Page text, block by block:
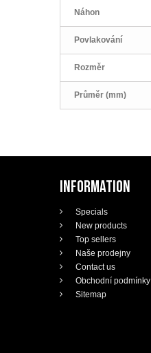
Náhon
Povlakování
Rozměr
Průměr (mm)
INFORMATION
Specials
New products
Top sellers
Naše prodejny
Contact us
Obchodní podmínky
Sitemap